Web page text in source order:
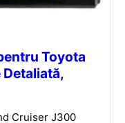
Toyota
Cruiser J300